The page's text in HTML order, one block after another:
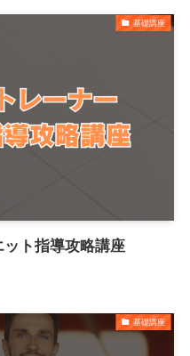
基礎講座
ト指導攻略講座
基礎講座